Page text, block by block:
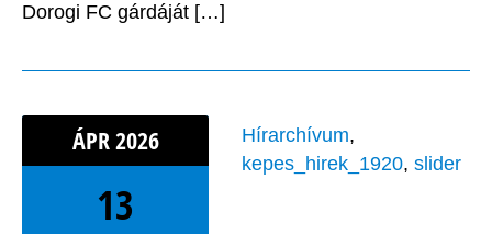
Dorogi FC gárdáját […]
ÁPR2026
13
Hírarchívum,
kepes_hirek_1920, slider